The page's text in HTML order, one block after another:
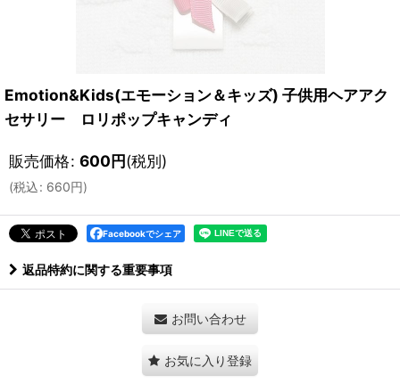
Emotion&Kids(エモーション＆キッズ) 子供用ヘアアク
セサリー ロリポップキャンディ
販売価格: 600円(税別)
(税込: 660円)
Facebookでシェア
返品特約に関する重要事項
お問い合わせ
お気に入り登録